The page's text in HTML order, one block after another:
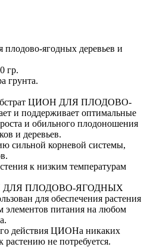
ягодных деревьев и
гр.
грунта.
ЦИОН ДЛЯ ПЛОДОВО-
и поддерживает оптимальные
и обильного плодоношения
и деревьев.
сильной корневой системы,
к низким температурам
ДЛЯ ПЛОДОВО-ЯГОДНЫХ
для обеспечения растения
элементов питания на любом
действия ЦИОНа никаких
не потребуется.